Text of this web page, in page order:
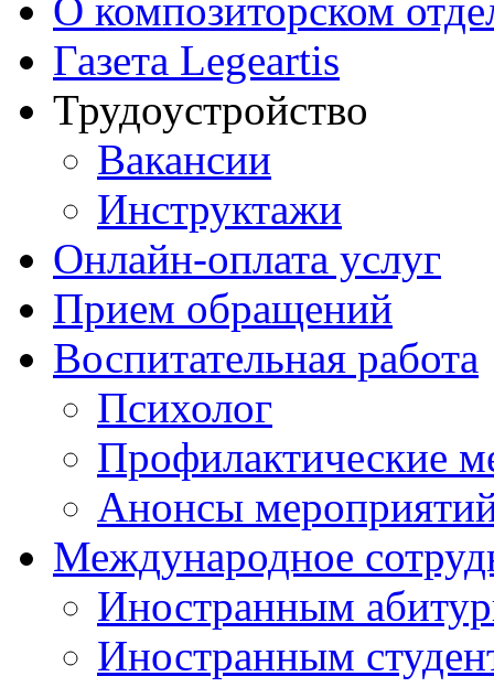
О композиторском
Газета Legeartis
Трудоустройство
Вакансии
Инструктажи
Онлайн-оплата услуг
Прием обращений
Воспитательная работа
Психолог
Профилактические
Анонсы
Международное
Иностранным
Иностранным